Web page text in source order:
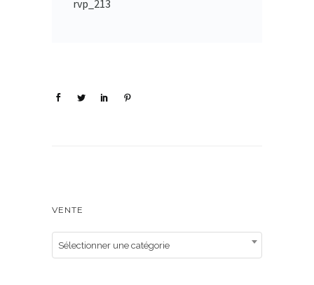
rvp_213
VENTE
Sélectionner une catégorie